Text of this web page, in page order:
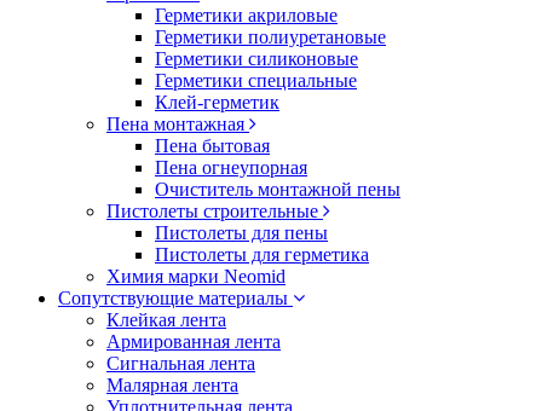
Герметики акриловые
Герметики полиуретановые
Герметики силиконовые
Герметики специальные
Клей-герметик
Пена монтажная
Пена бытовая
Пена огнеупорная
Очиститель монтажной пены
Пистолеты строительные
Пистолеты для пены
Пистолеты для герметика
Химия марки Neomid
Сопутствующие материалы
Клейкая лента
Армированная лента
Сигнальная лента
Малярная лента
Уплотнительная лента